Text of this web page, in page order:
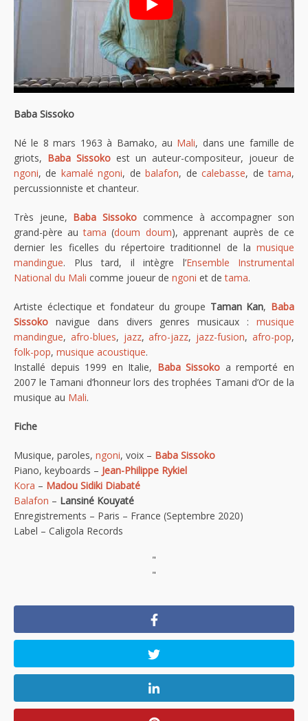
Baba Sissoko
Né le 8 mars 1963 à Bamako, au Mali, dans une famille de
griots, Baba Sissoko est un auteur-compositeur, joueur de
ngoni, de kamalé ngoni, debalafon, decalebasse, detama,
percussionniste et chanteur.
Très jeune, Baba Sissoko commence à accompagner son
grand-père autama (doum doum), apprenant auprès de ce
dernier les ficelles du répertoire traditionnel de la musique
mandingue. Plus tard, il intègre l’Ensemble Instrumental
National du Mali comme joueur de ngoni et detama.
Artiste éclectique et fondateur du groupe Taman Kan, Baba
Sissoko navigue dans divers genres musicaux : musique
mandingue, afro-blues, jazz,afro-jazz, jazz-fusion,afro-pop,
folk-pop, musique acoustique.
Installé depuis 1999 en Italie, Baba Sissoko a remporté en
2007 le Tamani d’honneur lors des trophées Tamani d’Or de la
musique au Mali.
Fiche
Musique, paroles, ngoni, voix – Baba Sissoko
Piano, keyboards – Jean-Philippe Rykiel
Kora – Madou Sidiki Diabaté
Balafon – Lansiné Kouyaté
Enregistrements – Paris – France (Septembre 2020)
Label – Caligola Records
"
"